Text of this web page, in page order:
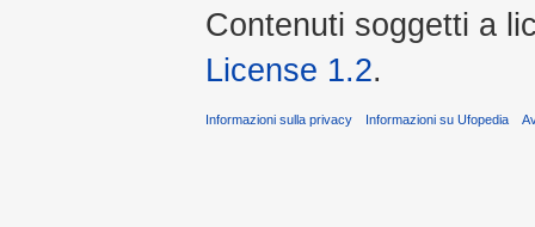
Contenuti soggetti a
License 1.2.
Informazioni sulla privacy Informazioni su Ufopedia